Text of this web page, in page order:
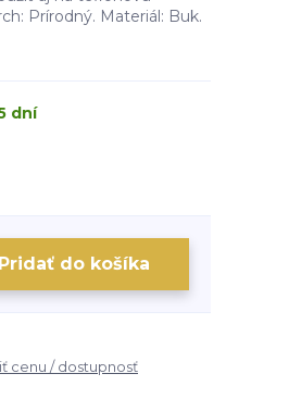
Prírodný. Materiál: Buk.
dní
Pridať do košíka
cenu / dostupnosť